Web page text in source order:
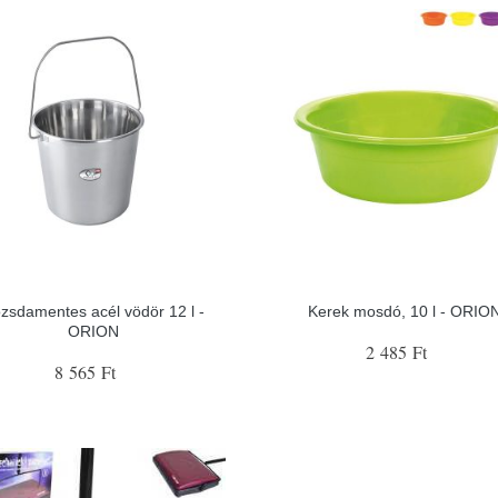
acél vödör 12 l -
ORION
8 565 Ft
Kerek mosdó, 10 l -
2 485 Ft